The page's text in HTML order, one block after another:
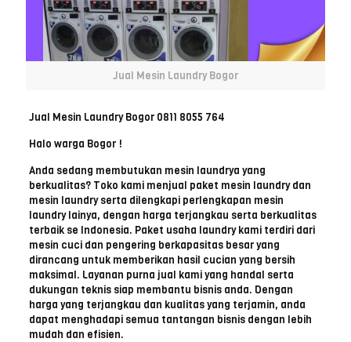
Jual Mesin Laundry Bogor
Jual Mesin Laundry Bogor 0811 8055 764
Halo warga Bogor !
Anda sedang membutukan mesin laundrya yang
berkualitas? Toko kami menjual paket mesin laundry dan
mesin laundry serta dilengkapi perlengkapan mesin
laundry lainya, dengan harga terjangkau serta berkualitas
terbaik se Indonesia. Paket usaha laundry kami terdiri dari
mesin cuci dan pengering berkapasitas besar yang
dirancang untuk memberikan hasil cucian yang bersih
maksimal. Layanan purna jual kami yang handal serta
dukungan teknis siap membantu bisnis anda. Dengan
harga yang terjangkau dan kualitas yang terjamin, anda
dapat menghadapi semua tantangan bisnis dengan lebih
mudah dan efisien.